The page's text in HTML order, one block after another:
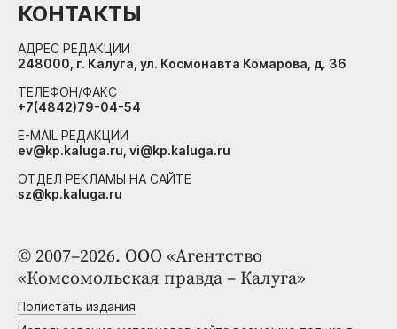
© 2007–2026. ООО «Агентство
«Комсомольская правда – Калуга»
Полистать издания
КОНТАКТЫ
АДРЕС РЕДАКЦИИ
248000, г. Калуга, ул. Космонавта Комарова, д. 36
ТЕЛЕФОН/ФАКС
+7(4842)79-04-54
E-MAIL РЕДАКЦИИ
ev@kp.kaluga.ru, vi@kp.kaluga.ru
ОТДЕЛ РЕКЛАМЫ НА САЙТЕ
sz@kp.kaluga.ru